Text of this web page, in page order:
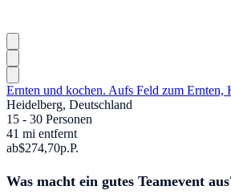
Ernten und kochen. Aufs Feld zum Ernten,
Heidelberg, Deutschland
15 - 30 Personen
41 mi entfernt
ab$274,70p.P.
Was macht ein gutes Teamevent